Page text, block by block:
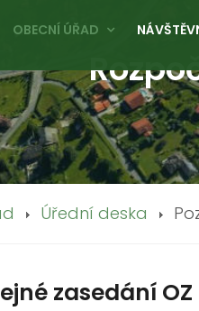
OBECNÍ ÚŘAD
Úřední deska
zasedání